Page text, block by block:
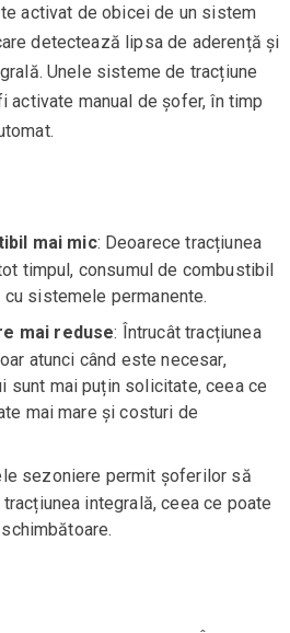
activat de obicei de un sistem
detectează lipsa de aderență și
Unele sisteme de tracțiune
manual de șofer, în timp
mai mic: Deoarece tracțiunea
timpul, consumul de combustibil
sistemele permanente.
mai reduse: Întrucât tracțiunea
atunci când este necesar,
sunt mai puțin solicitate, ceea ce
mai mare și costuri de
sezoniere permit șoferilor să
integrală, ceea ce poate